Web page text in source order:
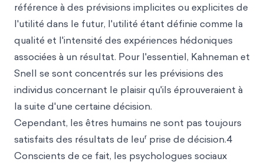
référence à des prévisions implicites ou explicites de
l'utilité dans le futur, l'utilité étant définie comme la
qualité et l'intensité des expériences hédoniques
associées à un résultat. Pour l'essentiel, Kahneman et
Snell se sont concentrés sur les prévisions des
individus concernant le plaisir qu'ils éprouveraient à
la suite d'une certaine décision.
Cependant, les êtres humains ne sont pas toujours
satisfaits des résultats de leur prise de décision.4
Conscients de ce fait, les psychologues sociaux